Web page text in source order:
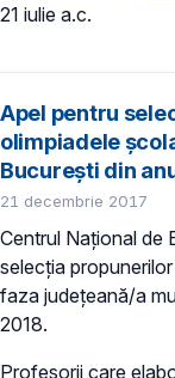
21 iulie a.c.
Apel pentru
olimpiadele
București din
21 decembrie 2017
Centrul Național de
selecţia
faza județeană/a
2018.
Profesorii care